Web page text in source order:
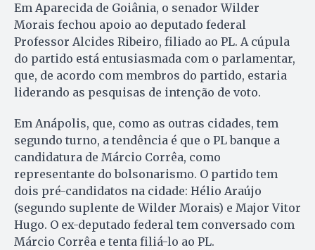
Em Aparecida de Goiânia, o senador Wilder
Morais fechou apoio ao deputado federal
Professor Alcides Ribeiro, filiado ao PL. A cúpula
do partido está entusiasmada com o parlamentar,
que, de acordo com membros do partido, estaria
liderando as pesquisas de intenção de voto.
Em Anápolis, que, como as outras cidades, tem
segundo turno, a tendência é que o PL banque a
candidatura de Márcio Corrêa, como
representante do bolsonarismo. O partido tem
dois pré-candidatos na cidade: Hélio Araújo
(segundo suplente de Wilder Morais) e Major Vitor
Hugo. O ex-deputado federal tem conversado com
Márcio Corrêa e tenta filiá-lo ao PL.